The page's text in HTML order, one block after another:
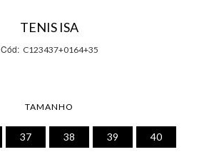
TENIS ISA
Cód: C123437+0164+35
TAMANHO
37 38 39 40